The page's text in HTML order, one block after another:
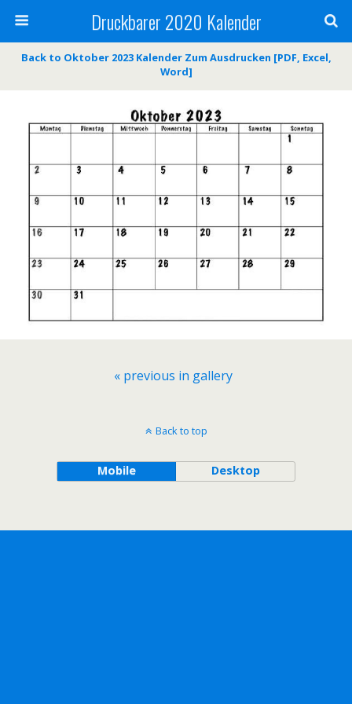
Druckbarer 2020 Kalender
Back to Oktober 2023 Kalender Zum Ausdrucken [PDF, Excel,
Word]
« previous in gallery
Back to top
Mobile Desktop